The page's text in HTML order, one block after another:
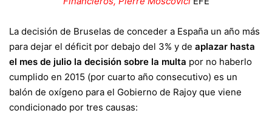
La decisión de Bruselas de conceder a España un año más
para dejar el déficit por debajo del 3% y de aplazar hasta
el mes de julio la decisión sobre la multa por no haberlo
cumplido en 2015 (por cuarto año consecutivo) es un
balón de oxígeno para el Gobierno de Rajoy que viene
condicionado por tres causas: